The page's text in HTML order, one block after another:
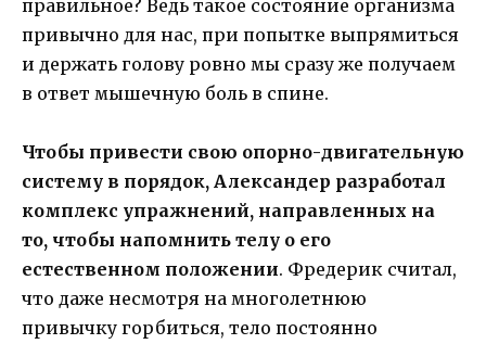
правильное? Ведь такое состояние организма
привычно для нас, при попытке выпрямиться
и держать голову ровно мы сразу же получаем
в ответ мышечную боль в спине.
Чтобы привести свою опорно-двигательную
систему в порядок, Александер разработал
комплекс упражнений, направленных на
то, чтобы напомнить телу о его
естественном положении. Фредерик считал,
что даже несмотря на многолетнюю
привычку горбиться, тело постоянно